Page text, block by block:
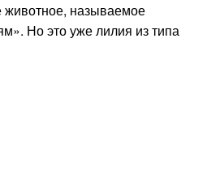
животное, называемое
Но это уже лилия из типа